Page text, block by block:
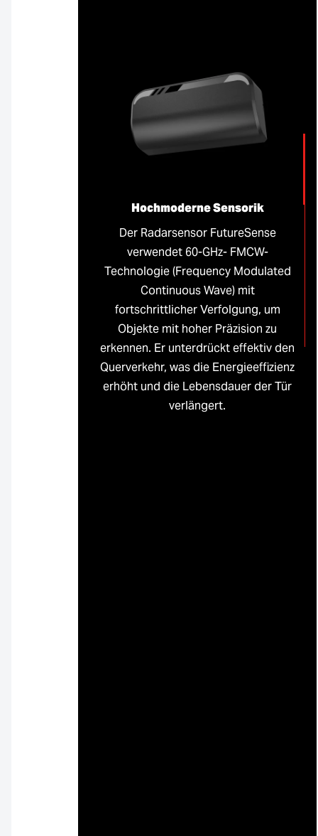
Hochmoderne Sensorik
Der Radarsensor FutureSense
verwendet 60-GHz- FMCW-
Technologie (Frequency Modulated
Continuous Wave) mit
fortschrittlicher Verfolgung, um
Objekte mit hoher Präzision zu
erkennen. Er unterdrückt effektiv den
Querverkehr, was die Energieeffizienz
erhöht und die Lebensdauer der Tür
verlängert.